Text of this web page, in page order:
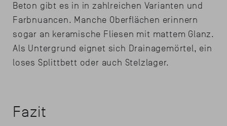
Beton gibt es in in zahlreichen Varianten und
Farbnuancen. Manche Oberflächen erinnern
sogar an keramische Fliesen mit mattem Glanz.
Als Untergrund eignet sich Drainagemörtel, ein
loses Splittbett oder auch Stelzlager.
Fazit